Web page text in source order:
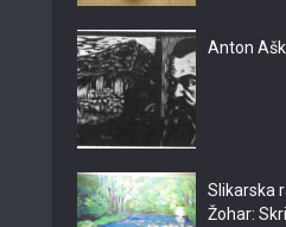
Anton
Slikarska
Žohar: